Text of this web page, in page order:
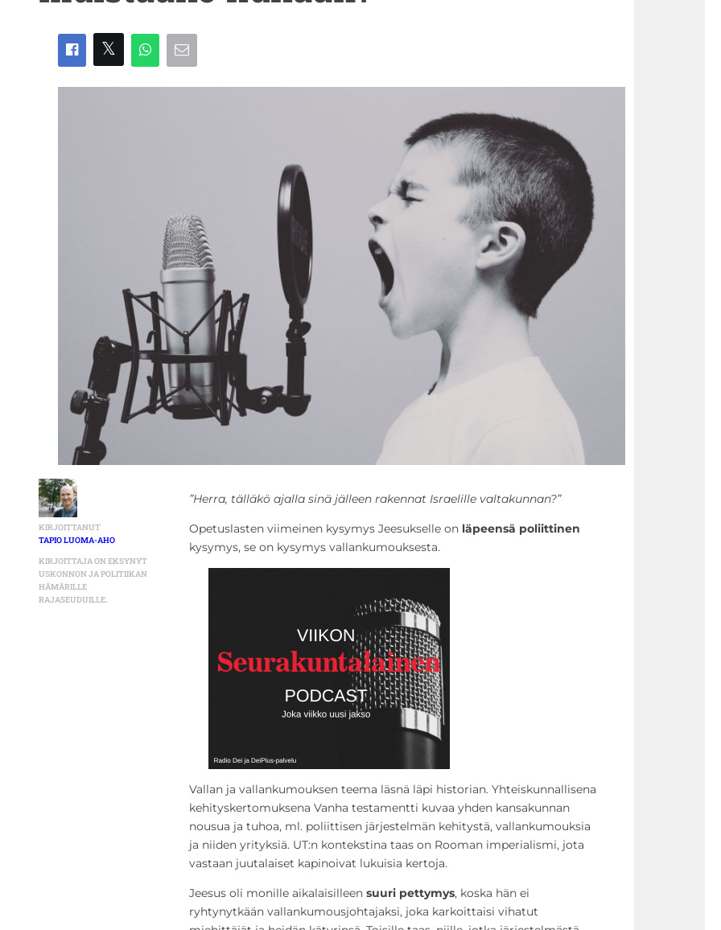
KIRJOITTANUT
TAPIO LUOMA-AHO
KIRJOITTAJA ON EKSYNYT
USKONNON JA POLITIIKAN
HÄMÄRILLE
RAJASEUDUILLE.
”Herra, tälläkö ajalla sinä jälleen rakennat Israelille valtakunnan?”
Opetuslasten viimeinen kysymys Jeesukselle on läpeensä poliittinen
kysymys, se on kysymys vallankumouksesta.
Vallan ja vallankumouksen teema läsnä läpi historian. Yhteiskunnallisena
kehityskertomuksena Vanha testamentti kuvaa yhden kansakunnan
nousua ja tuhoa, ml. poliittisen järjestelmän kehitystä, vallankumouksia
ja niiden yrityksiä. UT:n kontekstina taas on Rooman imperialismi, jota
vastaan juutalaiset kapinoivat lukuisia kertoja.
Jeesus oli monille aikalaisilleen suuri pettymys, koska hän ei
ryhtynytkään vallankumousjohtajaksi, joka karkoittaisi vihatut